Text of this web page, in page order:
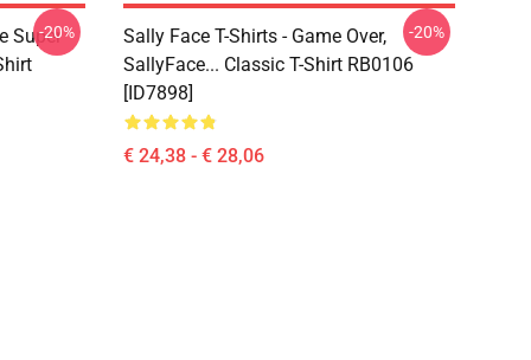
Super
-20%
Sally Face T-Shirts - Game Over,
SallyFace... Classic T-Shirt RB0106
[ID7898]
€ 24,38 - € 28,06
-20%